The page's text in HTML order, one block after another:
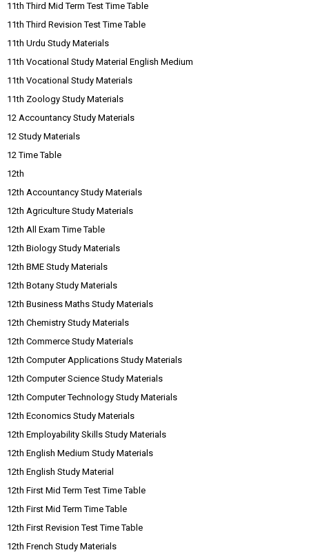
11th Third Mid Term Test Time Table
11th Third Revision Test Time Table
11th Urdu Study Materials
11th Vocational Study Material English Medium
11th Vocational Study Materials
11th Zoology Study Materials
12 Accountancy Study Materials
12 Study Materials
12 Time Table
12th
12th Accountancy Study Materials
12th Agriculture Study Materials
12th All Exam Time Table
12th Biology Study Materials
12th BME Study Materials
12th Botany Study Materials
12th Business Maths Study Materials
12th Chemistry Study Materials
12th Commerce Study Materials
12th Computer Applications Study Materials
12th Computer Science Study Materials
12th Computer Technology Study Materials
12th Economics Study Materials
12th Employability Skills Study Materials
12th English Medium Study Materials
12th English Study Material
12th First Mid Term Test Time Table
12th First Mid Term Time Table
12th First Revision Test Time Table
12th French Study Materials